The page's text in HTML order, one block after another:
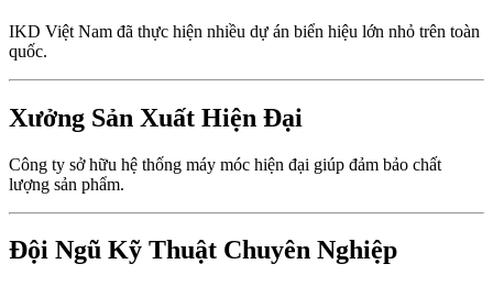
IKD Việt Nam đã thực hiện nhiều dự án biển hiệu lớn nhỏ trên toàn
quốc.
Xưởng Sản Xuất Hiện Đại
Công ty sở hữu hệ thống máy móc hiện đại giúp đảm bảo chất
lượng sản phẩm.
Đội Ngũ Kỹ Thuật Chuyên Nghiệp